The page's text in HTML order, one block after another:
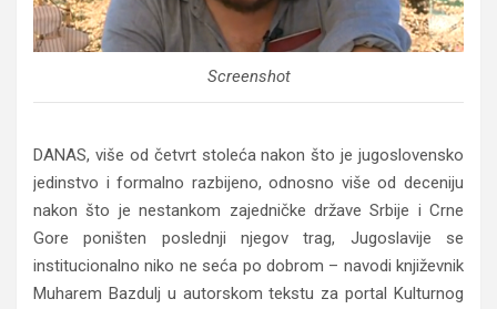
Screenshot
DANAS, više od četvrt stoleća nakon što je jugoslovensko
jedinstvo i formalno razbijeno, odnosno više od deceniju
nakon što je nestankom zajedničke države Srbije i Crne
Gore poništen poslednji njegov trag, Jugoslavije se
institucionalno niko ne seća po dobrom – navodi književnik
Muharem Bazdulj u autorskom tekstu za portal Kulturnog